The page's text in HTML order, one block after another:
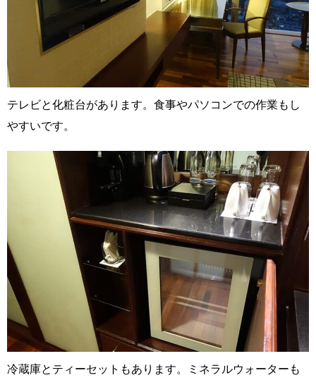
テレビと化粧台があります。食事やパソコンでの作業もし
やすいです。
冷蔵庫とティーセットもあります。ミネラルウォーターも